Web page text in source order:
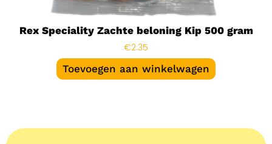
Rex Speciality Zachte beloning Kip 500 gram
€2.35
Toevoegen aan winkelwagen